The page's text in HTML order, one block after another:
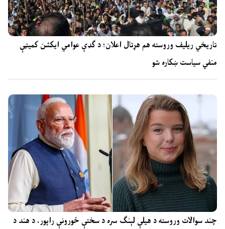
تاریخي ریلیف وروسته هم هړتال اعلان؛ د ګډې عوامي ایکشن کمیټې
منفي سیاست ښکاره شو
چند سوالات وروسته د هیلې لېنګ سره د سختې ځورونې راپور، د هند د